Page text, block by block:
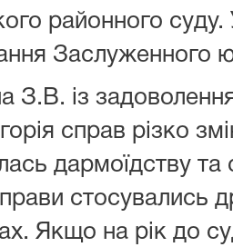
районного
Заслуженного
із
справ різко
дармоїдству
стосувались
Якщо на рік до